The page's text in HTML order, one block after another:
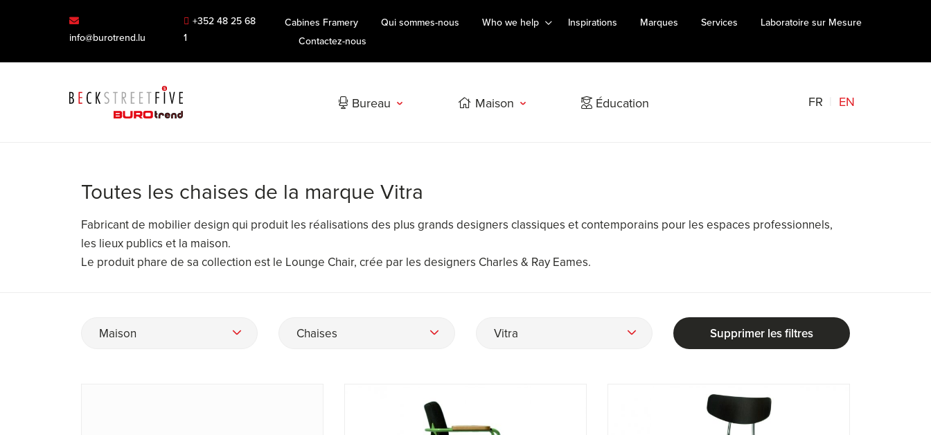
info@burotrend.lu
+352 48 25 68
1
Cabines Framery Qui sommes-nous Who we help Inspirations Marques Services
Laboratoire sur Mesure
Contactez-nous
Bureau Maison Éducation FR EN
Toutes les chaises de la marque Vitra
Fabricant de mobilier design qui produit les réalisations des plus grands designers classiques et contemporains pour les espaces professionnels,
les lieux publics et la maison.
Le produit phare de sa collection est le Lounge Chair, crée par les designers Charles & Ray Eames.
Maison Chaises Vitra Supprimer les filtres